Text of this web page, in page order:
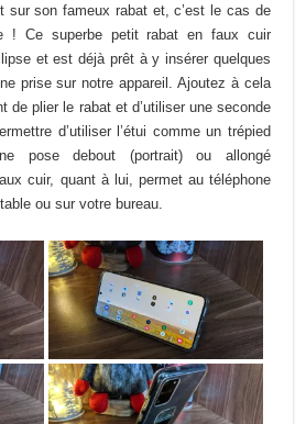
sur son fameux rabat et, c’est le cas de
! Ce superbe petit rabat en faux cuir
et est déjà prêt à y insérer quelques
prise sur notre appareil. Ajoutez à cela
de plier le rabat et d’utiliser une seconde
d’utiliser l’étui comme un trépied
pose debout (portrait) ou allongé
cuir, quant à lui, permet au téléphone
ou sur votre bureau.